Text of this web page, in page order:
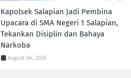
Kapolsek Salapian Jadi Pembina
Upacara di SMA Negeri 1 Salapian,
Tekankan Disiplin dan Bahaya
Narkoba
August 04, 2026